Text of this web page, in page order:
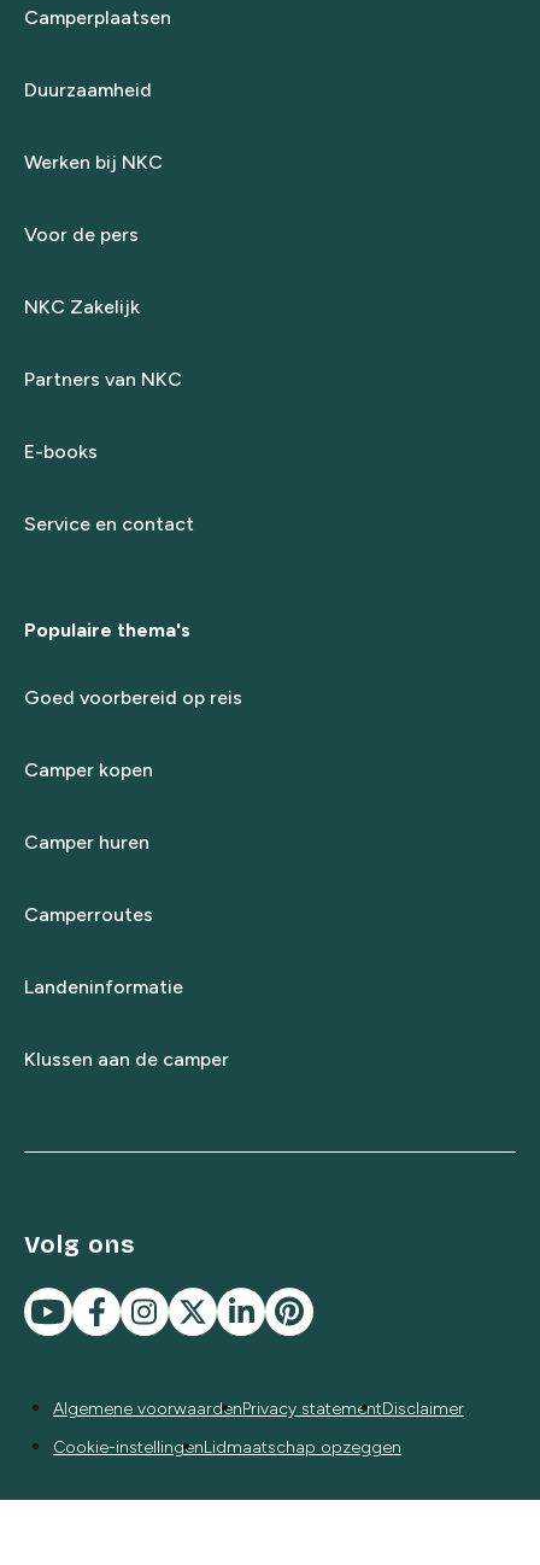
Camperplaatsen
Duurzaamheid
Werken bij NKC
Voor de pers
NKC Zakelijk
Partners van NKC
E-books
Service en contact
Populaire thema's
Goed voorbereid op reis
Camper kopen
Camper huren
Camperroutes
Landeninformatie
Klussen aan de camper
Volg ons
Algemene voorwaardenPrivacy statementDisclaimer
Cookie-instellingenLidmaatschap opzeggen